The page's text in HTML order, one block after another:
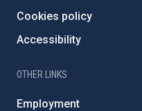
Cookies policy
Accessibility
OTHER LINKS
Employment